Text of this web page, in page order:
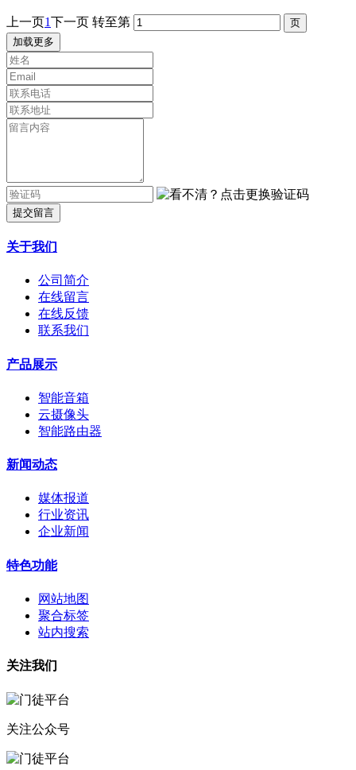
上一页1下一页 转至第
加载更多
提交留言
关于我们
公司简介
在线留言
在线反馈
联系我们
产品展示
智能音箱
云摄像头
智能路由器
新闻动态
媒体报道
行业资讯
企业新闻
特色功能
网站地图
聚合标签
站内搜索
关注我们
关注公众号